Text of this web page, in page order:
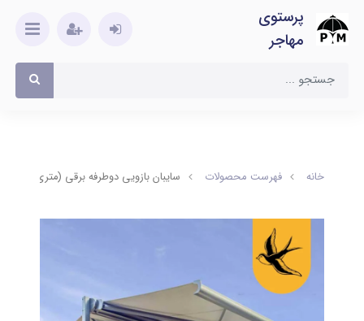
پرستوی
مهاجر
خانه فهرست محصولات سایبان بازویی دوطرفه برقی (متری)